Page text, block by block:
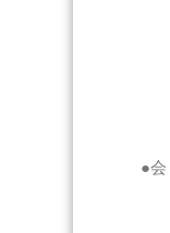
●会